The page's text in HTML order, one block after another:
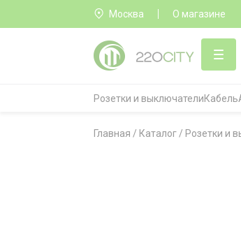
Москва О магазине
Розетки и выключателиКабель
Главная / Каталог / Розетки и